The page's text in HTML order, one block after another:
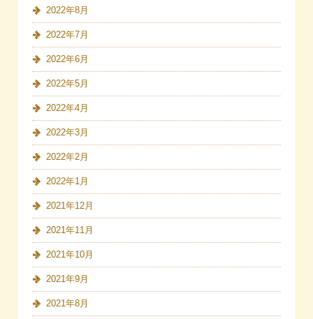
2022年8月
2022年7月
2022年6月
2022年5月
2022年4月
2022年3月
2022年2月
2022年1月
2021年12月
2021年11月
2021年10月
2021年9月
2021年8月